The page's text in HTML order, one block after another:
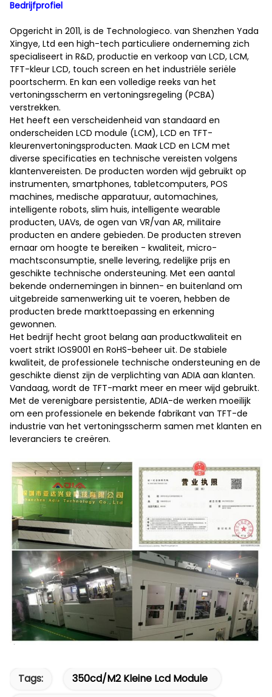
Bedrijfprofiel
Opgericht in 2011, is de Technologieco. van Shenzhen Yada
Xingye, Ltd een high-tech particuliere onderneming zich
specialiseert in R&D, productie en verkoop van LCD, LCM,
TFT-kleur LCD, touch screen en het industriële seriële
poortscherm. En kan een volledige reeks van het
vertoningsscherm en vertoningsregeling (PCBA)
verstrekken.
Het heeft een verscheidenheid van standaard en
onderscheiden LCD module (LCM), LCD en TFT-
kleurenvertoningsproducten. Maak LCD en LCM met
diverse specificaties en technische vereisten volgens
klantenvereisten. De producten worden wijd gebruikt op
instrumenten, smartphones, tabletcomputers, POS
machines, medische apparatuur, automachines,
intelligente robots, slim huis, intelligente wearable
producten, UAVs, de ogen van VR/van AR, militaire
producten en andere gebieden. De producten streven
ernaar om hoogte te bereiken - kwaliteit, micro-
machtsconsumptie, snelle levering, redelijke prijs en
geschikte technische ondersteuning. Met een aantal
bekende ondernemingen in binnen- en buitenland om
uitgebreide samenwerking uit te voeren, hebben de
producten brede markttoepassing en erkenning
gewonnen.
Het bedrijf hecht groot belang aan productkwaliteit en
voert strikt IOS9001 en RoHS-beheer uit. De stabiele
kwaliteit, de professionele technische ondersteuning en de
geschikte dienst zijn de verplichting van ADIA aan klanten.
Vandaag, wordt de TFT-markt meer en meer wijd gebruikt.
Met de verenigbare persistentie, ADIA-de werken moeilijk
om een professionele en bekende fabrikant van TFT-de
industrie van het vertoningsscherm samen met klanten en
leveranciers te creëren.
Tags:
350cd/m2 Kleine Lcd Module